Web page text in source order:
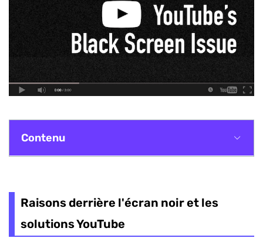
Contenu
Raisons derrière l'écran noir et les
solutions YouTube